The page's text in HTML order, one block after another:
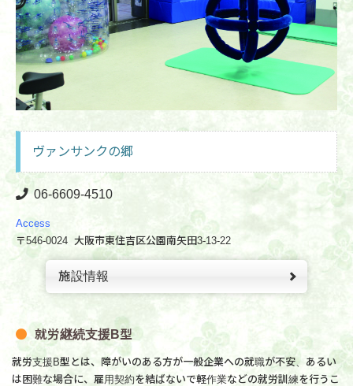
ヴァンサンクの郷
06-6609-4510
Access
〒546-0024 大阪市東住吉区公園南矢田3-13-22
施設情報
就労継続支援B型
就労支援B型とは、障がいのある方が一般企業への就職が不安、あるい
は困難な場合に、雇用契約を結ばないで軽作業などの就労訓練を行うこ